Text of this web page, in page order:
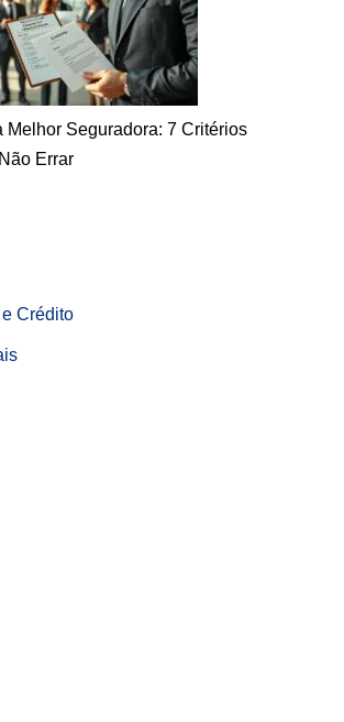
Melhor Seguradora: 7 Critérios
Errar
Crédito